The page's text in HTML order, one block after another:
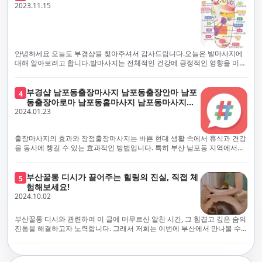
선택하는 것이 중요합니다.부산에서 러시아 홈케어를 전문으로 하는 부경샵
은, 항상 후불제로 운영하면서 청결과 안전을 가장 중요하게 여깁니다. 부산
에서 진정으로 즐거운 부산 러시아 홈케어 경험을 해보시길 바랍니다. 그렇
죠, 부경샵은 선입금을 요구하지 않아요. 부산 러시아 홈케어를 선택하기 전
에, 주의해야 할 사항들을 반드시 확인해 보세요. 선입금 관련 사기에는 항상
조심해야 합니다. 070으로 시작하는 인터넷 전화나 텔레그램 같은 메시지
앱에만 의존하는 업체는 특히 더 조심해 주세요. 이런 경우, 선입금을 하지
부경샵은 부산 출장 후불제 서비스를 모범적으로 운영하고 있으며, 명성을
악용하는 사기 업체로부터 발생할 수 있는 모든 부정행위와 간접적인 피해
를 방지하기 위해 노력하고 있어요. 만약 부경샵 을 사칭하며 선불 결제를 요
구하는 마사지 서비스를 발견하신다면, 그런 곳은 피하시고 저희에게 알려
주세요.부경샵에서는 모든 서비스가 관리사가 도착한 후에 결제하는 걸 기
본으로 해요. 부경샵은 부산에서 부산 러시아 홈케어를 전문으로 하며,
100% 후불제를 거래의 기본으로 삼고 있어요. 왜 부경샵이 특별한지 궁금하
시죠? 여기서만 느낄 수 있는 특별한 경험을 소개합니다! 부경샵과 함께라면
험을 제공해요. 준비하신 모든 것에 놀랄 준비를 하세요. 부경샵은 오랜 시간
동안 지역에서 최고의 출장업체가 되겠다는 하나의 신념으로 노력해 왔어
요.부경샵의 전통적인 서비스로, 단 한 순간도 낭비하지 않고 쌓인 피로를 풀
어드릴 거예요. 비가 오든 눈이 오든, 어디에 계시든 부경샵이 찾아가 도와드
릴게요. 부경샵의 서비스는 부산의 모든 곳, 집이든 모텔이든 호텔이든 오피
스텔이든 아파트든, 여러분을 위해 준비되어 있어요.부경샵 지역에서 가장
멀리까지 다니며, 편리함을 최우선으로 생각해요. 빠르고 효율적인 운영 시
게 조절되어, 진정한 에너지 회복을 경험하실 수 있어요.부경샵은 부산에서
전문적으로 훈련된 관리사를 다수 보유하고 있음을 자랑스럽게 여깁니다.
현대 사회의 불확실성 속에서, 부경샵은 안전을 최우선으로 여기며, 이를 위
해 100% 후불제 시행은 물론, 코로나19 상황에서도 관리사들의 건강 진단
업체에 대해서는 경계하는 것이 중요합니다. 부경샵의 접근 방식과 정책은
인천에서의 안전하고 신뢰할 수 있는 고품질 마사지 경험을 집앞에서 제공
하기 위해 고안되었습니다. 부경샵은 부산 일본인 홈케어 서비스를 전문으
로 하며, 항상 고객님의 편의와 안전을 최우선으로 고려하여 후불제 시스템
거운 마사지 경험을 보장합니다. 부경샵의 서비스는 선입금 없이 이용 가능
한 부산 일본인 홈케어로, 선입금 요구 없이 서비스를 제공함으로써 고객님
의 신뢰를 최우선으로 합니다. 이용 전 주의사항을 꼼꼼히 확인하시고, 선입
금 사기로부터 자신을 보호하는 것이 중요합니다. 부산 일본인 홈케어 서비
스를 찾으실 때는 070으로 시작하는 인터넷 전화번호나 텔레그램과 같은 메
시징 플랫폼만을 이용하는 업체에 주의해야 합니다. 이러한 서비스는 선지
급 없이 이용할 수 있어야 하며, 부경샵은 이러한 걱정 없이 안전하고 신뢰할
수 있는 서비스를 제공합니다. 부경샵은 부산 일본인 홈케어 후불제의 모범
적인 피해가 발생하지 않도록 지속적으로 노력하고 있습니다. 부경샵을 사
칭하여 선불 결제를 요구하는 마사지 서비스에 대해서는 각별한 주의가 필
요합니다. '부경샵'은 관리사의 도착 이후에 결제가 이루어지는 후불제를
기본 원칙으로 하는 부산 일본인 홈케어 전문 업체입니다. 이 운영 방식은 고
객님의 신뢰를 최우선으로 여기며, 모든 코스에서 100% 후불제를 시행하고
있습니다. 왜 부경샵이 부산에서 특별한지, 그 이유를 알려드리겠습니다.
여기서는 단순한 부산 일본인 홈케어 서비스를 넘어서, 비교 불가한 경험을
러분을 기다리고 있으니, 준비되셨나요? 부경샵은 오랜 시간 동안 지역 최
2023.11.15
안녕하세요 오늘도 부경샵을 찾아주셔서 감사드립니다.오늘은 발마사지에
대해 알아보려고 합니다.발마사지는 전체적인 건강에 긍정적인 영향을 미칠
명하겠습니다.근육 이완과 피로 완화: 발마사지는 발 아치, 발가락, 발등 등
에 위치한 다양한 근육을 이완시키는 효과가 있습니다. 일상적인 활동이나
장시간의 서있는 자세로 인해 긴장된 발 근육을 느슨하게 만들어주어 편안
함을 제공합니다. 이는 근육의 유연성을 향상시키고 근육의 혈액순환을 촉
진하는 데 도움이 됩니다.혈액순환 개선: 발마사지는 혈액순환을 촉진하는
데 기여합니다. 마사지로 근육과 혈관이 이완되면 혈액이 더 원활하게 흐르
게 되어 세포와 조직에 산소와 영양소가 빠르게 공급됩니다. 이는 세포의 기
장된 근육과 신경을 완화시켜 스트레스를 감소시킵니다. 발에는 다양한 신
경과 결절이 모여있어, 발마사지를 통해 이를 자극함으로써 정신적인 편안
함을 제공하는데 도움이 됩니다. 이는 스트레스 호르몬의 감소와 함께 심신
의 안정을 촉진합니다.면역 시스템 강화: 정기적인 발마사지는 면역 시스템
의 활동을 촉진하여 감염 및 질병에 대한 저항력을 향상시킬 수 있습니다. 마
사지는 림프순환을 촉진하고 세포 배출물을 제거함으로써 면역 시스템을 지
원합니다.숙면 유도: 발마사지는 긴장된 근육과 신경을 완화시켜 수면에 도
특정 포인트를 자극함으로써 소화 기능을 개선하는데 도움이 될 수 있습니
4 부경샵 남포동출장마사지 남포동출장안마 남포
동출장아로마 남포동홈마사지 남포동마사지출
장
2024.01.23
출장마사지의 효과와 장점출장마사지는 바쁜 현대 생활 속에서 휴식과 건강
을 동시에 챙길 수 있는 효과적인 방법입니다. 특히 부산 남포동 지역에서
와 신체적, 정신적 피로를 효과적으로 완화합니다. 전문 마사지사의 숙련된
손길은 긴장된 근육을 이완시키고, 스트레스 호르몬 수치를 감소시켜 마음
의 안정을 가져다 줍니다. 이는 일상의 업무 효율성을 높이고, 전반적인 삶의
질을 향상시키는 데 기여합니다.근육 이완과 유연성 향상:꾸준한 출장마사
지는 근육의 긴장과 경직을 해소하고 유연성을 향상시킵니다. 이는 운동 성
능을 개선하고, 근골격계 문제 및 부상 예방에 도움이 됩니다. 또한, 규칙적
인 마사지는 자세 개선에도 긍정적인 영향을 미칩니다.혈액 순환 촉진과 신
촉진합니다. 이는 신진대사를 활성화하고, 독소 배출을 돕습니다. 결과적으
5 부산꿀통 디시가 끌어주는 힐링의 진실, 직접 체
험해보세요!
2024.10.02
부산꿀통 디시와 관련하여 이 글에 머무르신 알찬 시간, 그 힘겹고 깊은 숨의
진통을 해결하고자 노력합니다. 그래서 저희는 이번에 부산에서 만나볼 수
그 해결책을 찾는 것이 어려운 상황을 맞이하는 경우가 많습니다. 부산꿀통